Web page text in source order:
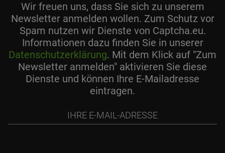
Wir freuen uns, dass Sie sich zu unserem
Newsletter anmelden wollen. Zum Schutz vor
Spam nutzen wir Dienste von Captcha.eu.
Informationen dazu finden Sie in unserer
Datenschutzerklärung. Mit dem Klick auf "Zum
Newsletter anmelden" aktivieren Sie diese
Dienste und können Ihre E-Mailadresse
eintragen.
Mail-